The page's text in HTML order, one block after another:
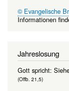
© Evangelische
Informationen
Jahreslosung
Gott spricht:
(Offb. 21,5)